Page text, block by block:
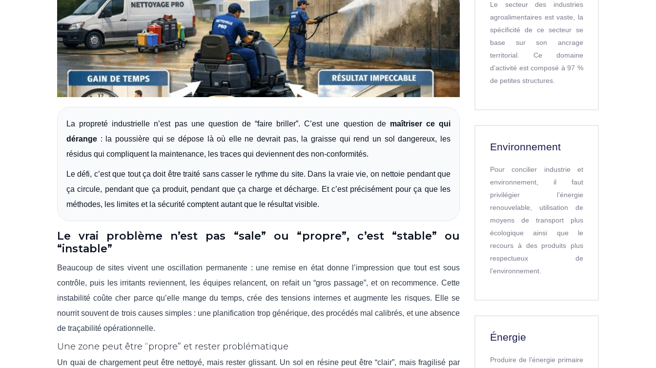
La propreté industrielle n’est pas une question de “faire briller”. C’est une question de maîtriser ce qui
dérange : la poussière qui se dépose là où elle ne devrait pas, la graisse qui rend un sol dangereux, les
résidus qui compliquent la maintenance, les traces qui deviennent des non-conformités.
Le défi, c’est que tout ça doit être traité sans casser le rythme du site. Dans la vraie vie, on nettoie pendant que
ça circule, pendant que ça produit, pendant que ça charge et décharge. Et c’est précisément pour ça que les
méthodes, les limites et la sécurité comptent autant que le résultat visible.
Le vrai problème n’est pas “sale” ou “propre”, c’est “stable” ou
“instable”
Beaucoup de sites vivent une oscillation permanente : une remise en état donne l’impression que tout est sous
contrôle, puis les irritants reviennent, les équipes relancent, on refait un “gros passage”, et on recommence. Cette
instabilité coûte cher parce qu’elle mange du temps, crée des tensions internes et augmente les risques. Elle se
nourrit souvent de trois causes simples : une planification trop générique, des procédés mal calibrés, et une absence
de traçabilité opérationnelle.
Une zone peut être “propre” et rester problématique
Un quai de chargement peut être nettoyé, mais rester glissant. Un sol en résine peut être “clair”, mais fragilisé par
Le secteur des industries
agroalimentaires est vaste, la
spécificité de ce secteur se
base sur son ancrage
territorial. Ce domaine
d’activité est composé à 97 %
de petites structures.
Environnement
Pour concilier industrie et
environnement, il faut
privilégier l’énergie
renouvelable, utilisation de
moyens de transport plus
écologique ainsi que le
recours à des produits plus
respectueux de
l’environnement.
Énergie
Produire de l’énergie primaire